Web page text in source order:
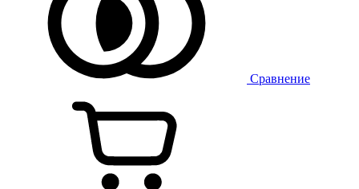
Сравнение